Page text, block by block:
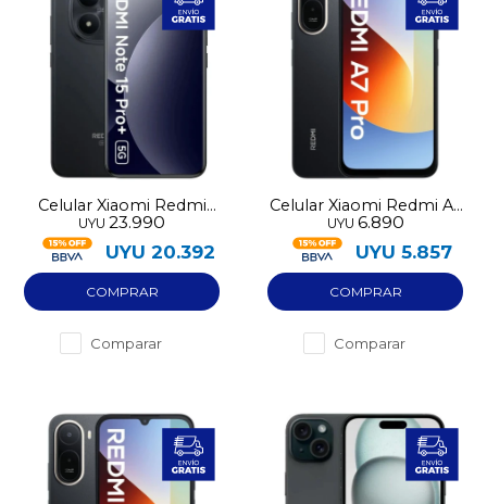
Celular Xiaomi Redmi
Note 15 Pro Plus 256GB
UYU 23.990
UYU 20.392
Comparar
Celular Xiaomi Redmi A7
Pro 64GB 4G
UYU 6.890
UYU 5.857
Comparar